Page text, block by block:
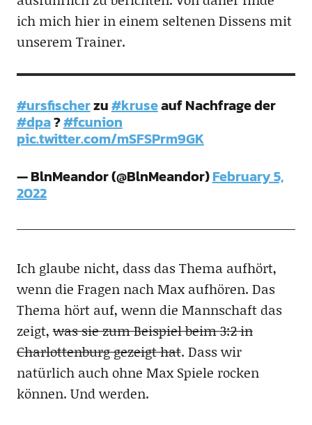
ich mich hier in einem seltenen Dissens mit
unserem Trainer.
#ursfischerzu#kruseauf Nachfrage der
#dpa?#fcunion
pic.twitter.com/mSFSPrm9GK
— BlnMeandor (@BlnMeandor)February 5,
2022
Ich glaube nicht, dass das Thema aufhört,
wenn die Fragen nach Max aufhören. Das
Thema hört auf, wenn die Mannschaft das
zeigt,was sie zum Beispiel beim 3:2 in
Charlottenburg gezeigt hat. Dass wir
natürlich auch ohne Max Spiele rocken
können. Und werden.